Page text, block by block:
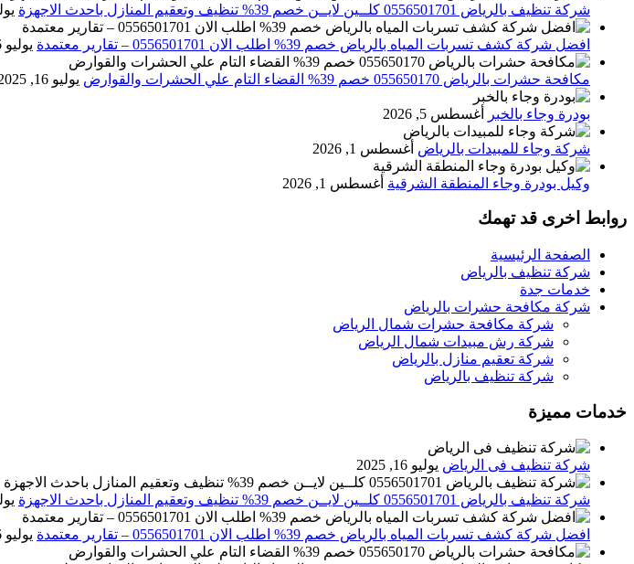
شركة تنظيف بالرياض 0556501701 كلــين لايــن خصم 39% تنظيف وتعقيم المنازل باحدث الاجهزة يوليو
افضل شركة كشف تسربات المياه بالرياض خصم 39% اطلب الان 0556501701‬‏ – تقارير معتمدة يوليو 16, 2025
مكافحة حشرات بالرياض 055650170 خصم 39% القضاء التام علي الحشرات والقوارض يوليو 16, 2025
بودرة وجاء بالخبر أغسطس 5, 2026
شركة وجاء للمبيدات بالرياض أغسطس 1, 2026
وكيل بودرة وجاء المنطقة الشرقية أغسطس 1, 2026
روابط اخرى قد تهمك
الصفحة الرئيسية
شركة تنظيف بالرياض
خدمات جدة
شركة مكافحة حشرات بالرياض
شركة مكافحة حشرات شمال الرياض
شركة رش مبيدات شمال الرياض
شركة تعقيم منازل بالرياض
شركة تنظيف بالرياض
خدمات مميزة
شركة تنظيف فى الرياض يوليو 16, 2025
شركة تنظيف بالرياض 0556501701 كلــين لايــن خصم 39% تنظيف وتعقيم المنازل باحدث الاجهزة يوليو
افضل شركة كشف تسربات المياه بالرياض خصم 39% اطلب الان 0556501701‬‏ – تقارير معتمدة يوليو 16, 2025